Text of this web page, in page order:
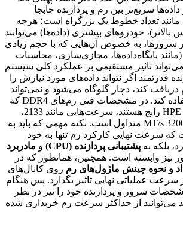
سریع‌تر بین رم و پردازنده جابجا
تعداد خطوط یک بزرگراه است؛ هرچه
خودروهای بیشتری (داده‌ها) می‌توانند
سرورها، به خصوص آن‌هایی که با حجم زیادی
(مانند پایگاه‌داده‌ها، مجازی‌سازی، محاسبات
تاثیر مستقیمی بر عملکرد کلی سیستم
قدرتمند اگر نتواند داده‌های مورد نیازش را
کند، دچار گلوگاه می‌شود و نمی‌تواند
از تمام توان خود استفاده کند. در مشخصات فنی رم‌های DDR4 که
امروزه در سرورهای HPE رایج هستند، سرعت‌هایی مانند 2133،
2400، 2666، 2933 و 3200 MT/s متداول است. نکته مهمی که باید به
سرعت نهایی کارکرد رم تنها به خود
بلکه به پشتیبانی پردازنده (CPU
) و مادربرد
نیز وابسته است. همچنین، همانطور که در
و نحوه چینش ماژول‌های رم روی کانال‌های
سرعت عملیاتی نهایی تاثیر بگذارد. پس هنگام
سرور و پردازنده خود را نیز در نظر
می‌توانید از حداکثر سرعت رم خریداری شده